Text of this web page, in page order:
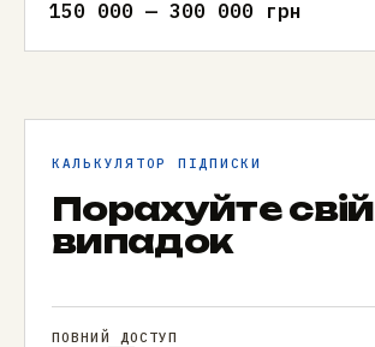
150 000 — 300 000 грн
КАЛЬКУЛЯТОР ПІДПИСКИ
Порахуйте свій
випадок
ПОВНИЙ ДОСТУП